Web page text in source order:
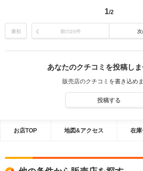
1/2
最初 前の20件 次
あなたのクチコミを投稿しま
販売店のクチコミを書き込めま
投稿する
お店TOP 地図&アクセス 在